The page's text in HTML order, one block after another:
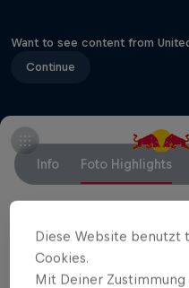
Want to see content from
Continue
Info Foto Highlights
Diese Website benutzt
Cookies.
Mit Deiner